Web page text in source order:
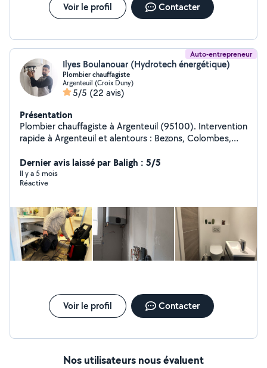
Voir le profil Contacter
Auto-entrepreneur
Ilyes Boulanouar (Hydrotech énergétique)
Plombier chauffagiste
Argenteuil (Croix Duny)
5/5 (22 avis)
Présentation
Plombier chauffagiste à Argenteuil (95100). Intervention
rapide à Argenteuil et alentours : Bezons, Colombes,
chauffe-eau, robinetterie. Installation plomberie et
chauffage sanitaire. Disponible 7j/7 intervention le jour
Dernier avis laissé par Baligh : 5/5
Il y a 5 mois
Réactive
Voir le profil Contacter
Nos utilisateurs nous évaluent